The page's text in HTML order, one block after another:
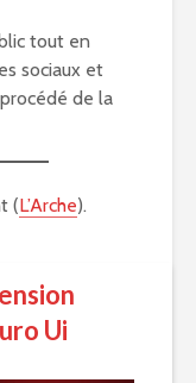
tout en
sociaux et
de la
(L’Arche).
Ui